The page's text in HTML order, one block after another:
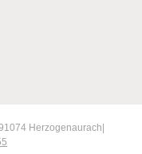
Herzogenaurach|